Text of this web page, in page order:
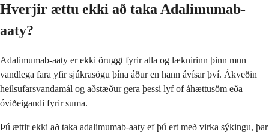
Hverjir ættu ekki að taka Adalimumab-
aaty?
Adalimumab-aaty er ekki öruggt fyrir alla og læknirinn þinn mun
vandlega fara yfir sjúkrasögu þína áður en hann ávísar því. Ákveðin
heilsufarsvandamál og aðstæður gera þessi lyf of áhættusöm eða
óviðeigandi fyrir suma.
Þú ættir ekki að taka adalimumab-aaty ef þú ert með virka sýkingu, þar